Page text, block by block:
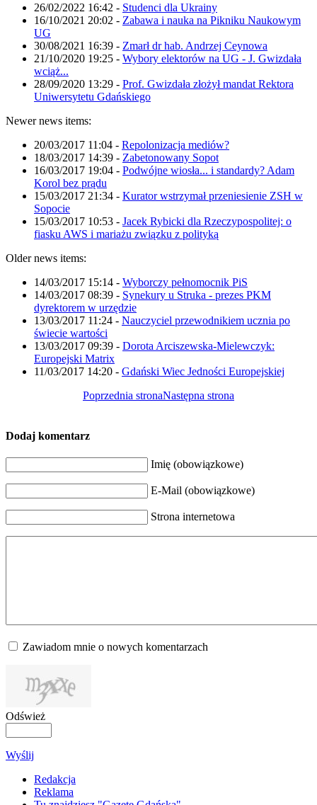
26/02/2022 16:42 - Studenci dla Ukrainy
16/10/2021 20:02 - Zabawa i nauka na Pikniku Naukowym
UG
30/08/2021 16:39 - Zmarł dr hab. Andrzej Ceynowa
21/10/2020 19:25 - Wybory elektorów na UG - J. Gwizdała
wciąż...
28/09/2020 13:29 - Prof. Gwizdała złożył mandat Rektora
Uniwersytetu Gdańskiego
Newer news items:
20/03/2017 11:04 - Repolonizacja mediów?
18/03/2017 14:39 - Zabetonowany Sopot
16/03/2017 19:04 - Podwójne wiosła... i standardy? Adam
Korol bez prądu
15/03/2017 21:34 - Kurator wstrzymał przeniesienie ZSH w
Sopocie
15/03/2017 10:53 - Jacek Rybicki dla Rzeczypospolitej: o
fiasku AWS i mariażu związku z polityką
Older news items:
14/03/2017 15:14 - Wyborczy pełnomocnik PiS
14/03/2017 08:39 - Synekury u Struka - prezes PKM
dyrektorem w urzędzie
13/03/2017 11:24 - Nauczyciel przewodnikiem ucznia po
świecie wartości
13/03/2017 09:39 - Dorota Arciszewska-Mielewczyk:
Europejski Matrix
11/03/2017 14:20 - Gdański Wiec Jedności Europejskiej
Poprzednia stronaNastępna strona
Dodaj komentarz
Imię (obowiązkowe)
E-Mail (obowiązkowe)
Strona internetowa
Zawiadom mnie o nowych komentarzach
Odśwież
Wyślij
Redakcja
Reklama